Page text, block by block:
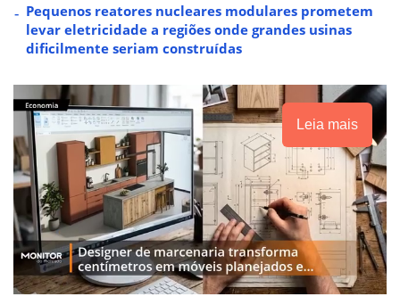
Pequenos reatores nucleares modulares prometem
levar eletricidade a regiões onde grandes usinas
dificilmente seriam construídas
Leia mais